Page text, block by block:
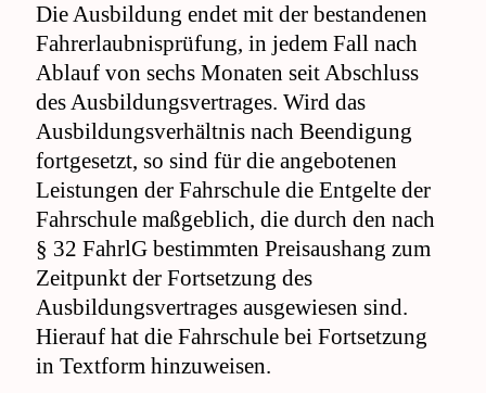
Die Ausbildung endet mit der bestandenen
Fahrerlaubnisprüfung, in jedem Fall nach
Ablauf von sechs Monaten seit Abschluss
des Ausbildungsvertrages. Wird das
Ausbildungsverhältnis nach Beendigung
fortgesetzt, so sind für die angebotenen
Leistungen der Fahrschule die Entgelte der
Fahrschule maßgeblich, die durch den nach
§ 32 FahrlG bestimmten Preisaushang zum
Zeitpunkt der Fortsetzung des
Ausbildungsvertrages ausgewiesen sind.
Hierauf hat die Fahrschule bei Fortsetzung
in Textform hinzuweisen.